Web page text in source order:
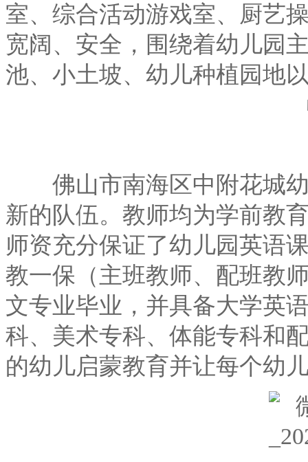
室、综合活动游戏室、厨艺
宽阔、安全，围绕着幼儿园
池、小土坡、幼儿种植园地
佛山市南海区中附花城幼
新的队伍。教师均为学前教
师资充分保证了幼儿园英语
教一保（主班教师、配班教
文专业毕业，并具备大学英
科、美术专科、体能专科和
的幼儿启蒙教育并让每个幼